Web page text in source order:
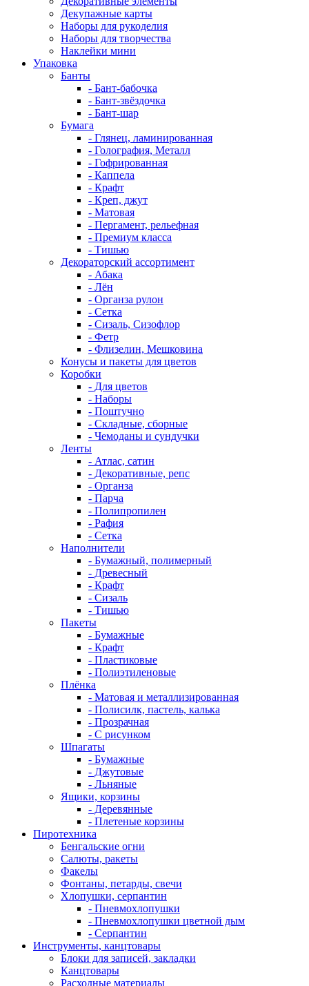
Декупажные карты
Наборы для рукоделия
Наборы для творчества
Наклейки мини
Упаковка
Банты
- Бант-бабочка
- Бант-звёздочка
- Бант-шар
Бумага
- Глянец, ламинированная
- Голография, Металл
- Гофрированная
- Каппела
- Крафт
- Креп, джут
- Матовая
- Пергамент, рельефная
- Премиум класса
- Тишью
Декораторский ассортимент
- Абака
- Лён
- Органза рулон
- Сетка
- Сизаль, Сизофлор
- Фетр
- Флизелин, Мешковина
Конусы и пакеты для цветов
Коробки
- Для цветов
- Наборы
- Поштучно
- Складные, сборные
- Чемоданы и сундучки
Ленты
- Атлас, сатин
- Декоративные, репс
- Органза
- Парча
- Полипропилен
- Рафия
- Сетка
Наполнители
- Бумажный, полимерный
- Древесный
- Крафт
- Сизаль
- Тишью
Пакеты
- Бумажные
- Крафт
- Пластиковые
- Полиэтиленовые
Плёнка
- Матовая и металлизированная
- Полисилк, пастель, калька
- Прозрачная
- С рисунком
Шпагаты
- Бумажные
- Джутовые
- Льняные
Ящики, корзины
- Деревянные
- Плетеные корзины
Пиротехника
Бенгальские огни
Салюты, ракеты
Факелы
Фонтаны, петарды, свечи
Хлопушки, серпантин
- Пневмохлопушки
- Пневмохлопушки цветной дым
- Серпантин
Инструменты, канцтовары
Блоки для записей, закладки
Канцтовары
Расходные материалы